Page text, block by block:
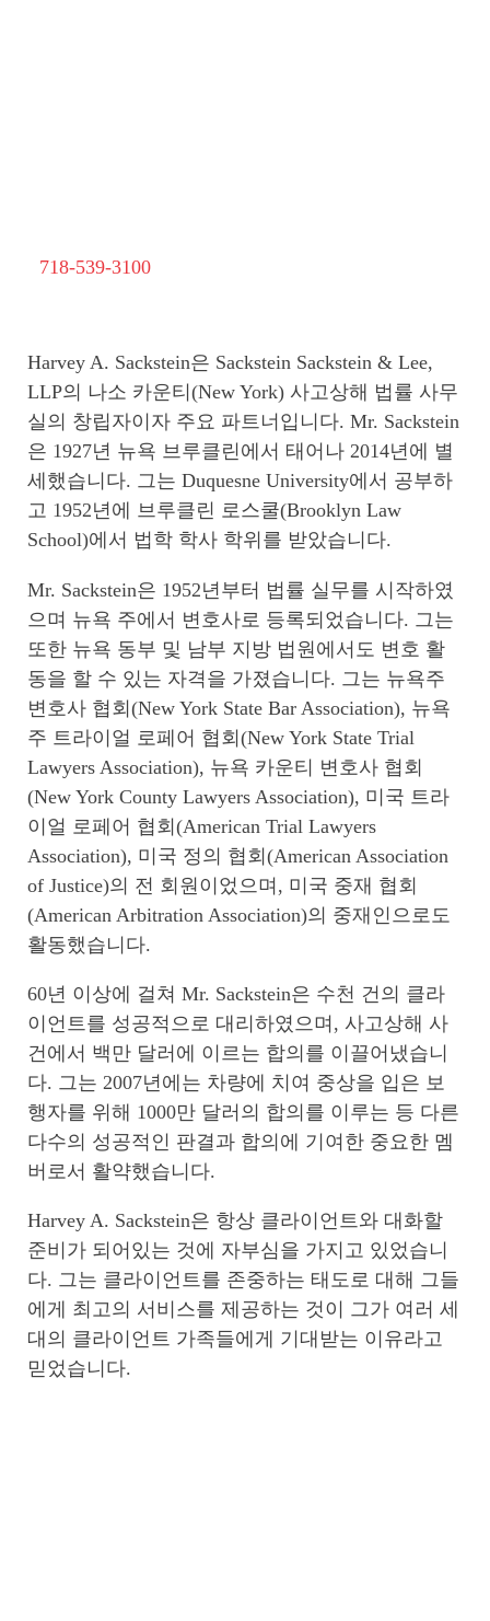
718-539-3100
Harvey A. Sackstein은 Sackstein Sackstein & Lee,
LLP의 나소 카운티(New York) 사고상해 법률 사무
실의 창립자이자 주요 파트너입니다. Mr. Sackstein
은 1927년 뉴욕 브루클린에서 태어나 2014년에 별
세했습니다. 그는 Duquesne University에서 공부하
고 1952년에 브루클린 로스쿨(Brooklyn Law
School)에서 법학 학사 학위를 받았습니다.
Mr. Sackstein은 1952년부터 법률 실무를 시작하였
으며 뉴욕 주에서 변호사로 등록되었습니다. 그는
또한 뉴욕 동부 및 남부 지방 법원에서도 변호 활
동을 할 수 있는 자격을 가졌습니다. 그는 뉴욕주
변호사 협회(New York State Bar Association), 뉴욕
주 트라이얼 로페어 협회(New York State Trial
Lawyers Association), 뉴욕 카운티 변호사 협회
(New York County Lawyers Association), 미국 트라
이얼 로페어 협회(American Trial Lawyers
Association), 미국 정의 협회(American Association
of Justice)의 전 회원이었으며, 미국 중재 협회
(American Arbitration Association)의 중재인으로도
활동했습니다.
60년 이상에 걸쳐 Mr. Sackstein은 수천 건의 클라
이언트를 성공적으로 대리하였으며, 사고상해 사
건에서 백만 달러에 이르는 합의를 이끌어냈습니
다. 그는 2007년에는 차량에 치여 중상을 입은 보
행자를 위해 1000만 달러의 합의를 이루는 등 다른
다수의 성공적인 판결과 합의에 기여한 중요한 멤
버로서 활약했습니다.
Harvey A. Sackstein은 항상 클라이언트와 대화할
준비가 되어있는 것에 자부심을 가지고 있었습니
다. 그는 클라이언트를 존중하는 태도로 대해 그들
에게 최고의 서비스를 제공하는 것이 그가 여러 세
대의 클라이언트 가족들에게 기대받는 이유라고
믿었습니다.